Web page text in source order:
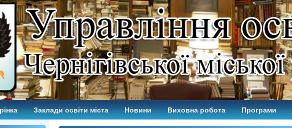
Заклади освіти міста Новини Виховна робота Програми